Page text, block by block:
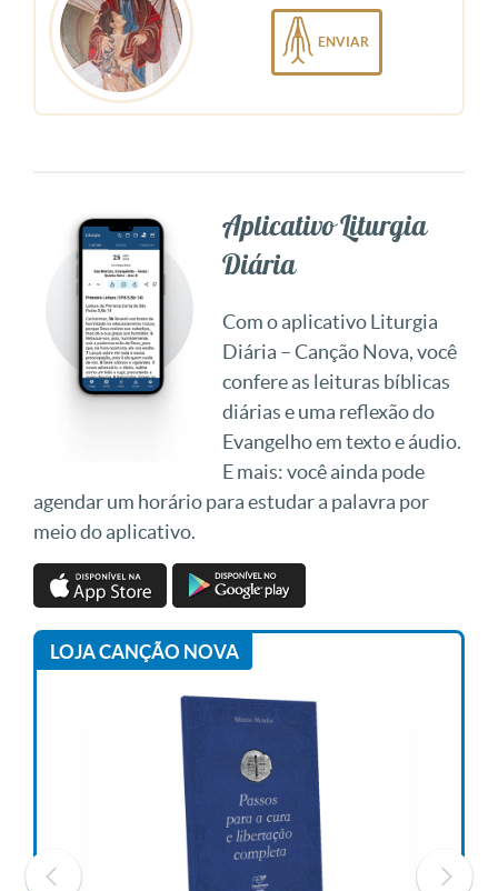
ENVIAR
Aplicativo Liturgia
Diária
Com o aplicativo Liturgia
Diária – Canção Nova, você
confere as leituras bíblicas
diárias e uma reflexão do
Evangelho em texto e áudio.
E mais: você ainda pode
agendar um horário para estudar a palavra por
meio do aplicativo.
LOJA CANÇÃO NOVA